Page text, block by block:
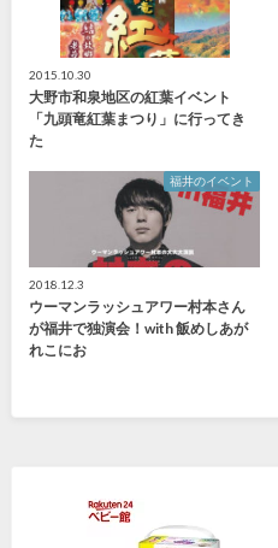
2015.10.30
大野市和泉地区の紅葉イベント
「九頭竜紅葉まつり」に行ってき
た
福井のイベント
2018.12.3
ウーマンラッシュアワー村本さん
が福井で独演会！with 飯めしあが
れこにお